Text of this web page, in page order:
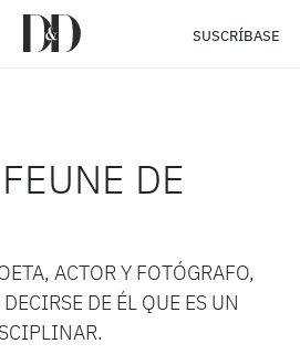
SUSCRÍBASE
DE
ACTOR Y FOTÓGRAFO,
DE ÉL QUE ES UN